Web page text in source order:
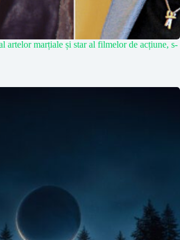
artelor marțiale și star al filmelor de acțiune, s-